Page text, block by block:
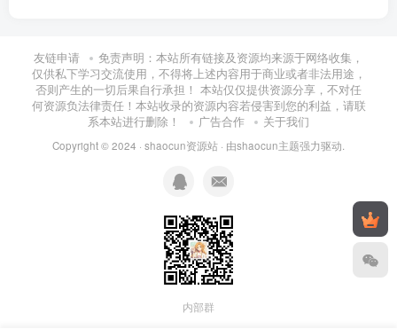
友链申请
免责声明：本站所有链接及资源均来源于网络收集，
仅供私下学习交流使用，不得将上述内容用于商业或者非法用途，
否则产生的一切后果自行承担！ 本站仅仅提供资源分享，不对任
何资源负法律责任！本站收录的资源内容若侵害到您的利益，请联
系本站进行删除！
广告合作 关于我们
Copyright © 2024 · shaocun资源站 · 由shaocun主题强力驱动.
内部群